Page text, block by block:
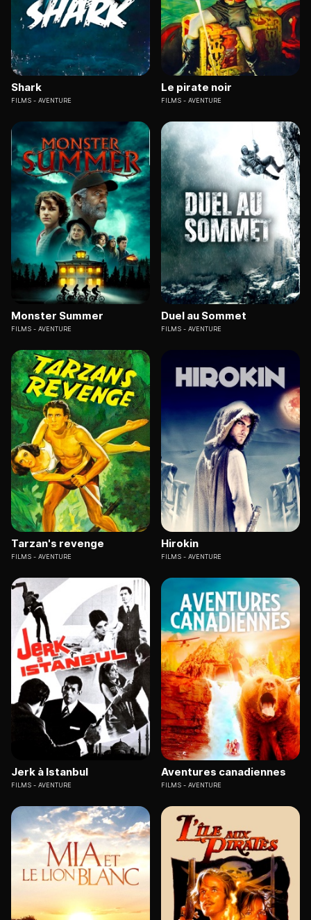
Shark
FILMS AVENTURE
Le pirate noir
FILMS AVENTURE
Monster Summer
FILMS AVENTURE
Duel au Sommet
FILMS AVENTURE
Tarzan's revenge
FILMS AVENTURE
Hirokin
FILMS AVENTURE
Jerk à Istanbul
FILMS AVENTURE
Aventures canadiennes
FILMS AVENTURE